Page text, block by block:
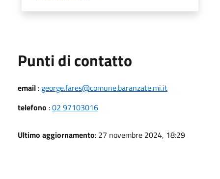
Punti di contatto
email : george.fares@comune.baranzate.mi.it
telefono :02 97103016
Ultimo aggiornamento: 27 novembre 2024, 18:29